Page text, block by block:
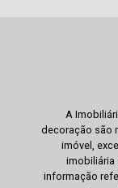
A
decoração são
imóvel,
imobiliária
informação